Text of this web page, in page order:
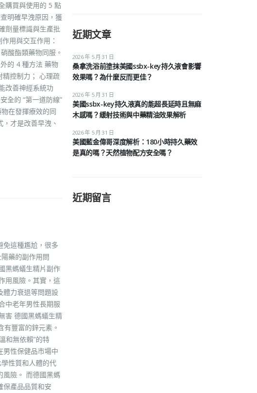
購買與使用的 5 點
明確早洩原因，獲
劑量標識與生產批
用與交互作用：
酸酯類藥物同服。
的 4 種方法 藥物
精控制力； 心理疏
改善神經系統功
全的 “第一道防線”
在發揮療效的同
才是改善早洩、
免這種尷尬，很多
藥的副作用問
黑螞蟻生精片副作
用風險。其實，這
體力衰退等問題設
中老年男性長期服
害 德國黑螞蟻生精
豐富的鋅元素。
和無依賴”的特
男性保健品市場中
性質和人體的代
風險。 而德國黑螞
保產品品質和安
近期文章
桑拿洗浴前塗抹美國ssbx-key持久液會影響
效果嗎？為什麼反而更佳？
2026 年 5 月 31 日
美國ssbx-key持久液真的能超長延時且無麻
木感嗎？緩射技術與中藥精油效果解析
2026 年 5 月 31 日
美國藍金偉哥深度解析：180小時持久藥效
是真的嗎？天然植物配方安全嗎？
2026 年 5 月 31 日
近期留言